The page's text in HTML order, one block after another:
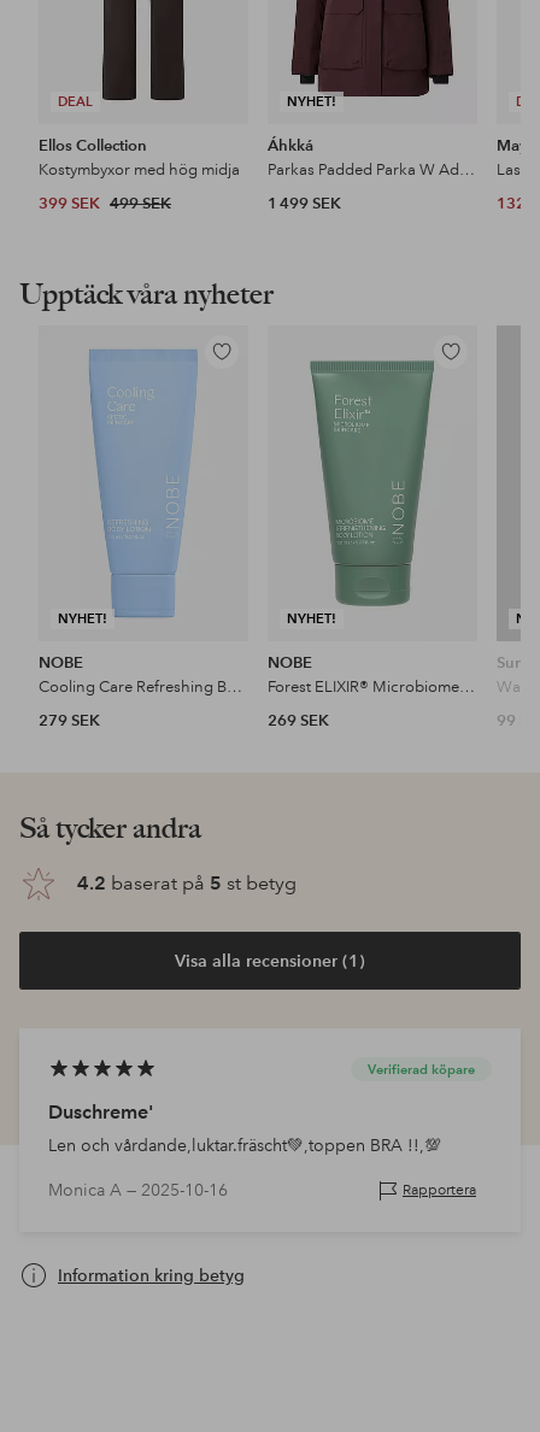
DEAL
Ellos Collection
Kostymbyxor med hög midja
399 SEK 499 SEK
NYHET!
Áhkká
Parkas Padded Parka W Adjustable Waist
1 499 SEK
132
Upptäck våra nyheter
NYHET!
Lägg
NOBE
Cooling Care Refreshing Body Lotion 150 Ml
279 SEK
NYHET!
Lägg
NOBE
Forest ELIXIR® Microbiome Strengthening Body Lotion 150 Ml
269 SEK
99
Så tycker andra
4.2 baserat på 5 st betyg
Visa alla recensioner (1)
Verifierad köpare
Duschreme'
Len och vårdande,luktar.fräscht💚,toppen BRA !!,💯
Monica A — 2025-10-16 Rapportera
Information kring betyg